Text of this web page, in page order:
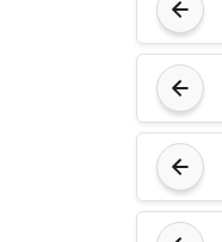
نوتنغهام
فورست